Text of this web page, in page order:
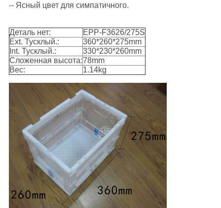
-- Ясный цвет для симпатичного.
Деталь нет:
EPP-F3626/275S
Ext. Тусклый.:
360*260*275mm
Int. Тусклый.:
330*230*260mm
Сложенная высота:78mm
Вес:
1.14kg